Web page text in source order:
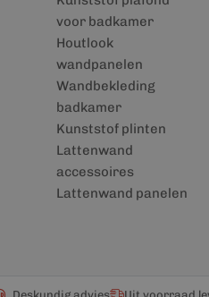
voor badkamer
Houtlook
wandpanelen
Wandbekleding
badkamer
Kunststof plinten
Lattenwand
accessoires
Lattenwand panelen
Deskundig advies Uit voorraad